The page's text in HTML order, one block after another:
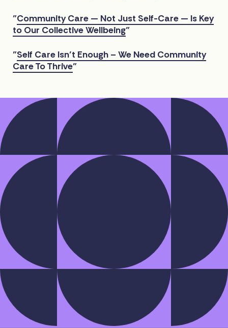
"Community Care — Not Just Self-Care — Is Key
to Our Collective Wellbeing"
"Self Care Isn’t Enough – We Need Community
Care To Thrive"